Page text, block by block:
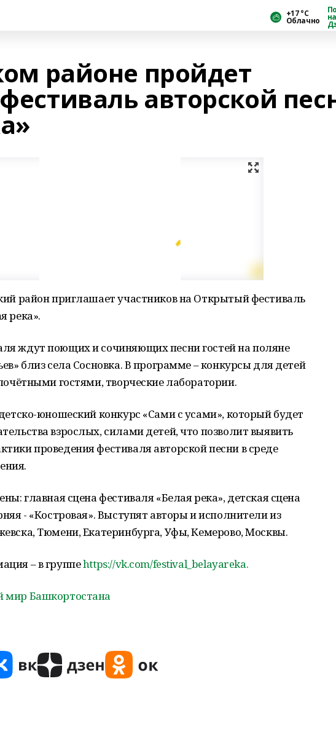
+17 °С
Облачно
районе пройдет
авторской
район приглашает участников на Открытый фестиваль
река».
ждут поющих и сочиняющих песни гостей на поляне
близ села Сосновка. В программе – конкурсы для детей
гостями, творческие лаборатории.
юношеский конкурс «Сами с усами», который будет
взрослых, силами детей, что позволит выявить
проведения фестиваля авторской песни в среде
главная сцена фестиваля «Белая река», детская сцена
- «Костровая». Выступят авторы и исполнители из
Тюмени, Екатеринбурга, Уфы, Кемерово, Москвы.
– в группеhttps://vk.com/festival_belayareka.
мир Башкортостана